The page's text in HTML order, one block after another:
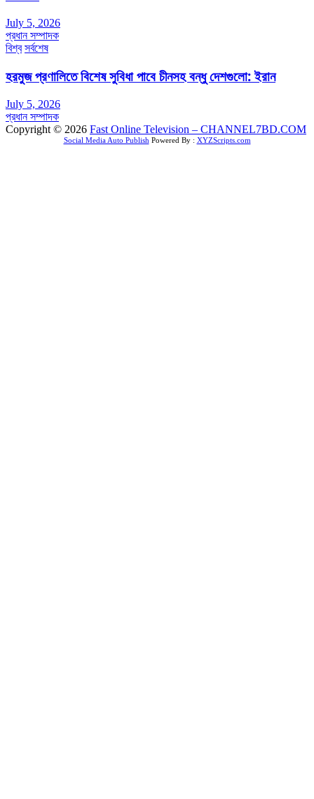
July 5, 2026
প্রধান সম্পাদক
বিশ্ব সর্বশেষ
হরমুজ প্রণালিতে বিশেষ সুবিধা পাবে চীনসহ বন্ধু দেশগুলো: ইরান
July 5, 2026
প্রধান সম্পাদক
Copyright © 2026 Fast Online Television – CHANNEL7BD.COM
Social Media Auto Publish Powered By : XYZScripts.com